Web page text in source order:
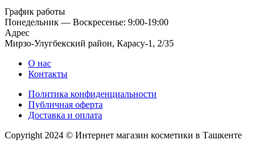
График работы
Понедельник — Воскресенье: 9:00-19:00
Адрес
Мирзо-Улугбекский район, Карасу-1, 2/35
О нас
Контакты
Политика конфиденциальности
Публичная оферта
Доставка и оплата
Copyright 2024 © Интернет магазин косметики в Ташкенте